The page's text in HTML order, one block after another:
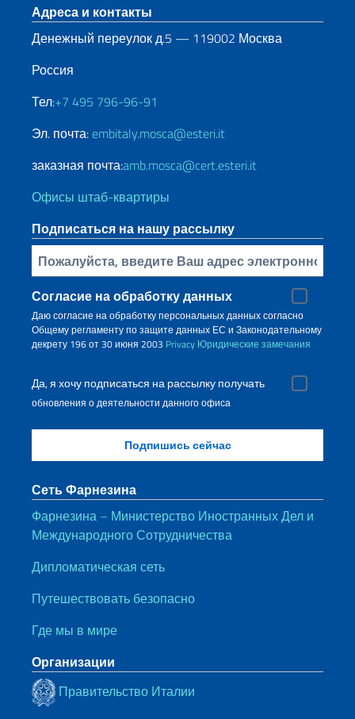
Нижний колонтитул
Адреса и контакты
Денежный переулок д.5 — 119002 Москва
Россия
Тел:+7 495 796-96-91
Эл. почта: embitaly.mosca@esteri.it
заказная почта:amb.mosca@cert.esteri.it
Офисы штаб-квартиры
Подписаться на нашу рассылку
Bставьте свой адрес электронной почты
Согласие на обработку данных
Даю согласие на обработку персональных данных согласно
Общему регламенту по защите данных ЕС и Законодательному
декрету 196 от 30 июня 2003 Privacy Юридические замечания
Да, я хочу подписаться на рассылку получать
обновления о деятельности данного офиса
Сеть Фарнезина
Фарнезина – Министерство Иностранных Дел и
Международного Сотрудничества
Дипломатическая сеть
Путешествовать безопасно
Где мы в мире
Организации
Правительство Италии